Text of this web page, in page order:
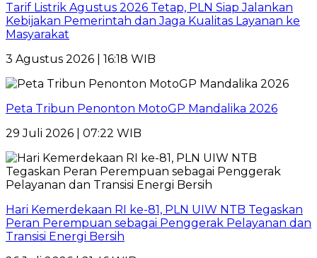
Tarif Listrik Agustus 2026 Tetap, PLN Siap Jalankan
Kebijakan Pemerintah dan Jaga Kualitas Layanan ke
Masyarakat
3 Agustus 2026 | 16:18 WIB
Peta Tribun Penonton MotoGP Mandalika 2026
29 Juli 2026 | 07:22 WIB
Hari Kemerdekaan RI ke-81, PLN UIW NTB Tegaskan
Peran Perempuan sebagai Penggerak Pelayanan dan
Transisi Energi Bersih